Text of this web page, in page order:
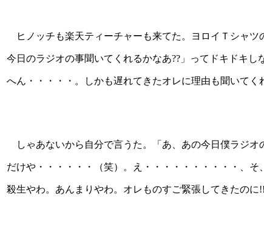
ヒノッチも楽天ティーチャーも来てた。ヨロイＴシャ
今日のラジオの事聞いてくれるかなあ??」ってドキドキ
へん・・・・・。しかも遅れてきたオレに理由も聞いてく
しゃあないから自分で言うた。「あ、あの今日僕ラジ
だけや・・・・・・（笑）。え・・・・・・・・・・、
殺生やわ。あんまりやわ。オレものすご緊張してきた